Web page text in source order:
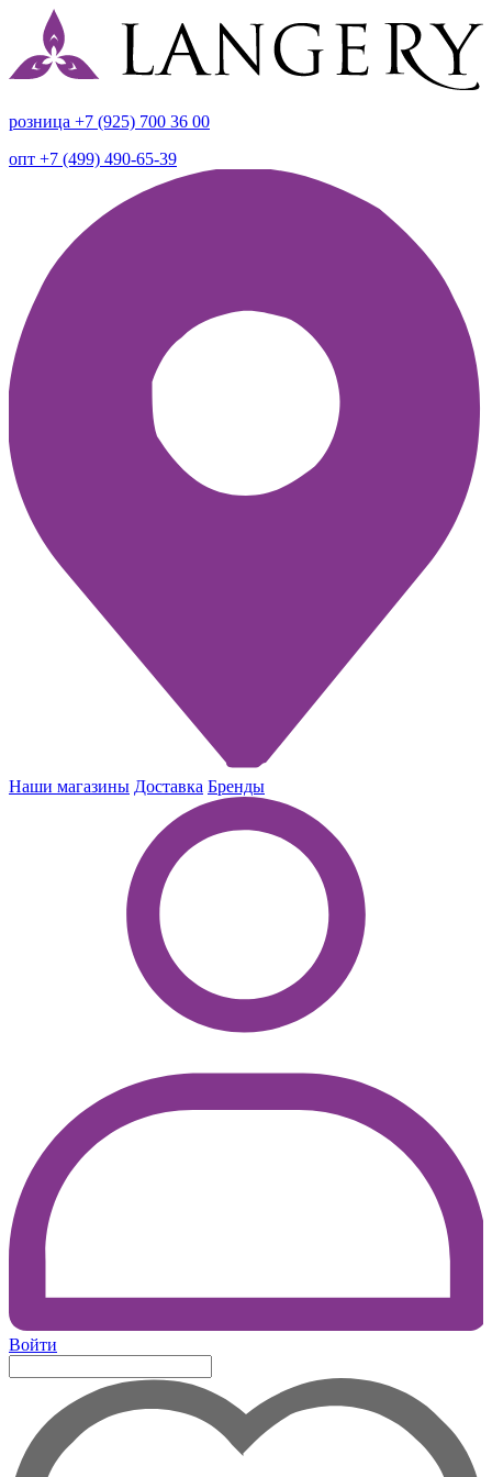
розница +7 (925) 700 36 00
опт +7 (499) 490-65-39
Наши магазины Доставка Бренды
Войти